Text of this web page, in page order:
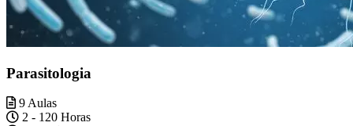
Parasitologia
9 Aulas
2 - 120 Horas